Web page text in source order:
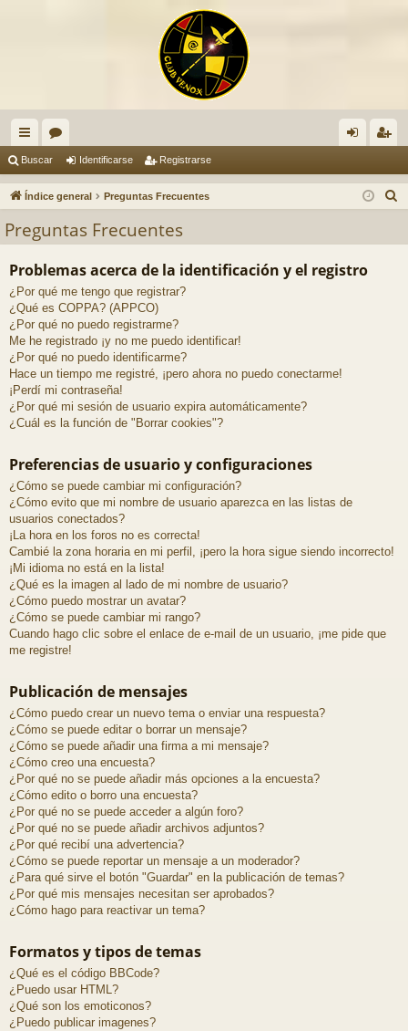
nl
ac
rá
pi
do
s
or
os nti
ar
se
ist
rs
Buscar Identificarse Registrarse
Índice general Preguntas Frecuentes
Preguntas Frecuentes
Problemas acerca de la identificación y el registro
¿Por qué me tengo que registrar?
¿Qué es COPPA? (APPCO)
¿Por qué no puedo registrarme?
Me he registrado ¡y no me puedo identificar!
¿Por qué no puedo identificarme?
Hace un tiempo me registré, ¡pero ahora no puedo conectarme!
¡Perdí mi contraseña!
¿Por qué mi sesión de usuario expira automáticamente?
¿Cuál es la función de "Borrar cookies"?
Preferencias de usuario y configuraciones
¿Cómo se puede cambiar mi configuración?
¿Cómo evito que mi nombre de usuario aparezca en las listas de
usuarios conectados?
¡La hora en los foros no es correcta!
Cambié la zona horaria en mi perfil, ¡pero la hora sigue siendo incorrecto!
¡Mi idioma no está en la lista!
¿Qué es la imagen al lado de mi nombre de usuario?
¿Cómo puedo mostrar un avatar?
¿Cómo se puede cambiar mi rango?
Cuando hago clic sobre el enlace de e-mail de un usuario, ¡me pide que
me registre!
Publicación de mensajes
¿Cómo puedo crear un nuevo tema o enviar una respuesta?
¿Cómo se puede editar o borrar un mensaje?
¿Cómo se puede añadir una firma a mi mensaje?
¿Cómo creo una encuesta?
¿Por qué no se puede añadir más opciones a la encuesta?
¿Cómo edito o borro una encuesta?
¿Por qué no se puede acceder a algún foro?
¿Por qué no se puede añadir archivos adjuntos?
¿Por qué recibí una advertencia?
¿Cómo se puede reportar un mensaje a un moderador?
¿Para qué sirve el botón "Guardar" en la publicación de temas?
¿Por qué mis mensajes necesitan ser aprobados?
¿Cómo hago para reactivar un tema?
Formatos y tipos de temas
¿Qué es el código BBCode?
¿Puedo usar HTML?
¿Qué son los emoticonos?
¿Puedo publicar imagenes?